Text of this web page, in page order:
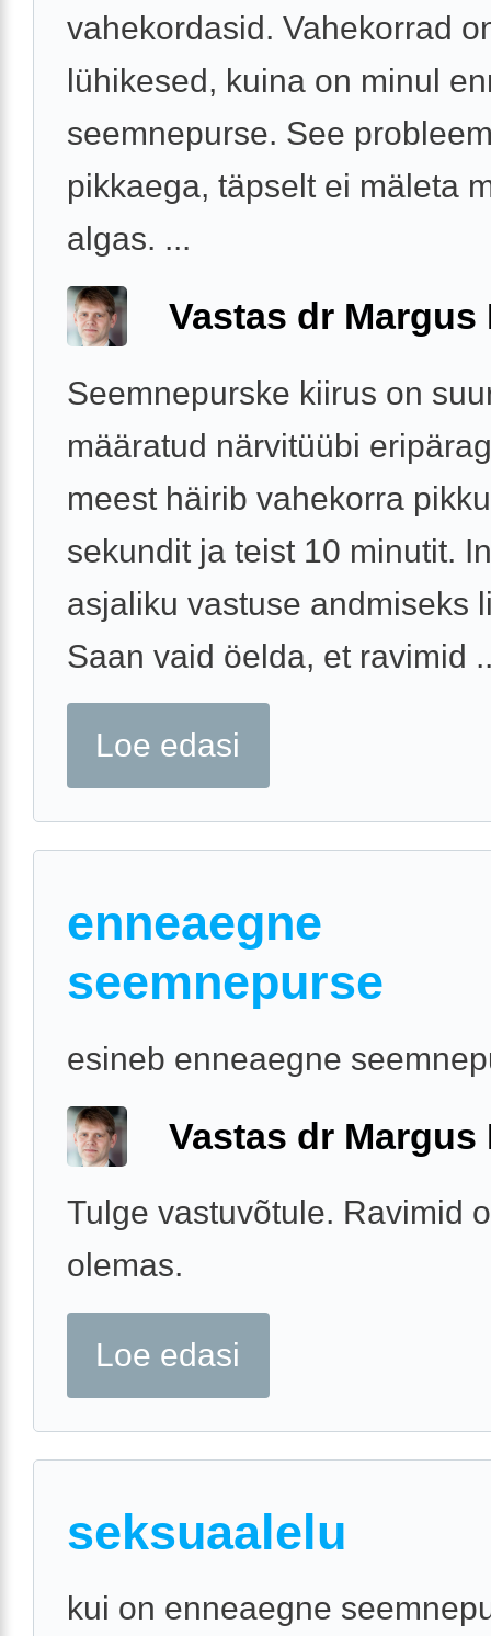
vahekordasid. Vahekorrad
lühikesed, kuina on minul
seemnepurse. See
pikkaega, täpselt ei mäleta
algas. ...
Vastas dr Margus
Seemnepurske kiirus on
määratud närvitüübi
meest häirib vahekorra
sekundit ja teist 10 minutit.
asjaliku vastuse andmiseks
Saan vaid öelda, et ravimid
Loe edasi
enneaegne
seemnepurse
esineb enneaegne
Vastas dr Margus
Tulge vastuvõtule. Ravimid
olemas.
Loe edasi
seksuaalelu
kui on enneaegne